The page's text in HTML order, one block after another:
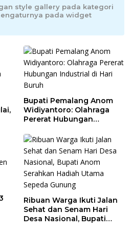
style gallery pada kategori
pada widget
Bupati Pemalang Anom
Widiyantoro: Olahraga
Pererat Hubungan
Ribuan Warga Ikuti Jalan
Sehat dan Senam Hari
Desa Nasional, Bupati